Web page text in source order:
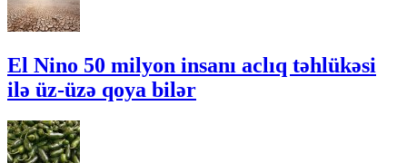
El Nino 50 milyon insanı aclıq təhlükəsi
ilə üz-üzə qoya bilər